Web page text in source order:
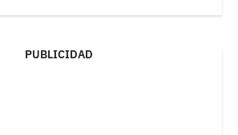
PUBLICIDAD